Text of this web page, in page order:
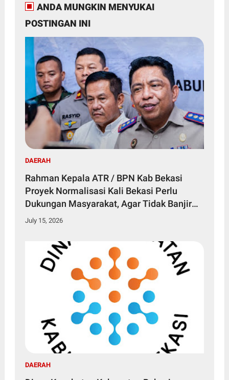
ANDA MUNGKIN MENYUKAI
POSTINGAN INI
DAERAH
Rahman Kepala ATR / BPN Kab Bekasi
Proyek Normalisasi Kali Bekasi Perlu
Dukungan Masyarakat, Agar Tidak Banjir
Lagi
July 15, 2026
DAERAH